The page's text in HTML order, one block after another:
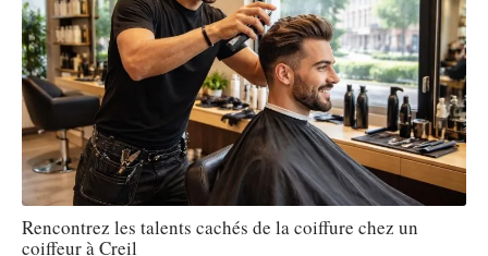
Rencontrez les talents cachés de la coiffure chez un
coiffeur à Creil